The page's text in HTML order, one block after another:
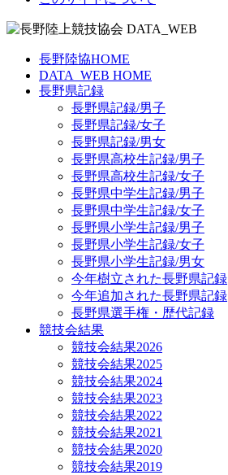
長野陸協HOME
DATA_WEB HOME
長野県記録
長野県記録/男子
長野県記録/女子
長野県記録/男女
長野県高校生記録/男子
長野県高校生記録/女子
長野県中学生記録/男子
長野県中学生記録/女子
長野県小学生記録/男子
長野県小学生記録/女子
長野県小学生記録/男女
今年樹立された長野県記録
今年追加された長野県記録
長野県選手権・歴代記録
競技会結果
競技会結果2026
競技会結果2025
競技会結果2024
競技会結果2023
競技会結果2022
競技会結果2021
競技会結果2020
競技会結果2019